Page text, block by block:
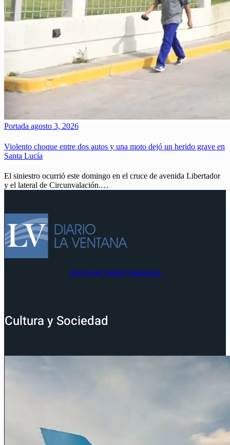
Portada agosto 3, 2026
Violento choque entre dos autos y una moto dejó un herido grave en
Santa Lucía
El siniestro ocurrió este domingo en el cruce de avenida Libertador
y el lateral de Circunvalación.…
Facebook Twitter Instagram
Cultura y Sociedad